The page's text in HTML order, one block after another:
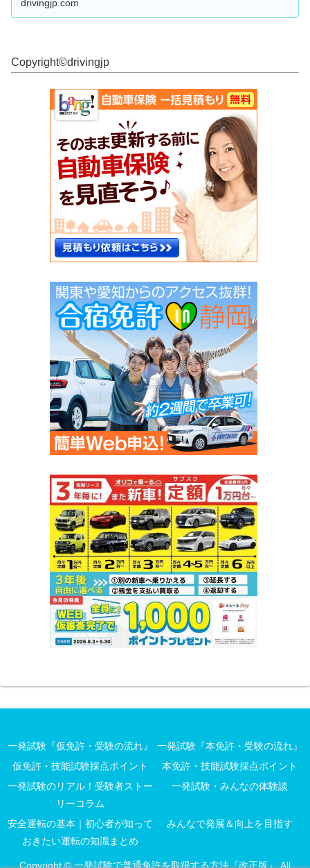
試験（飛び込み試験...
drivingjp.com
Copyright©︎drivingjp
一発試験『仮免許・受験の流れ』
一発試験『本免許・受験の流れ』
仮免許・技能試験採点ポイント
本免許・技能試験採点ポイント
一発試験のリアル！受験者ストー
リーコラム
一発試験・みんなの体験談
安全運転の基本｜初心者が知って
おきたい運転の知識まとめ
みんなで発展＆向上を目指す
Copyright © 一発試験で普通免許を取得する方法『改正版』 All